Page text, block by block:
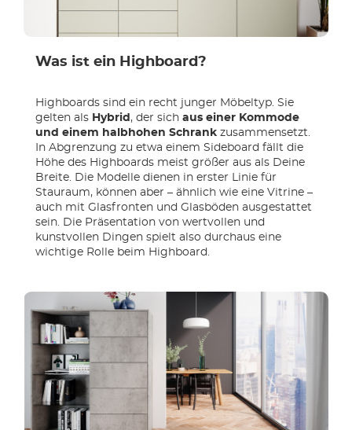
Was ist ein Highboard?
Highboards sind ein recht junger Möbeltyp. Sie
gelten als Hybrid , der sich aus einer Kommode
und einem halbhohen Schrank zusammensetzt.
In Abgrenzung zu etwa einem Sideboard fällt die
Höhe des Highboards meist größer aus als Deine
Breite. Die Modelle dienen in erster Linie für
Stauraum, können aber – ähnlich wie eine Vitrine –
auch mit Glasfronten und Glasböden ausgestattet
sein. Die Präsentation von wertvollen und
kunstvollen Dingen spielt also durchaus eine
wichtige Rolle beim Highboard.